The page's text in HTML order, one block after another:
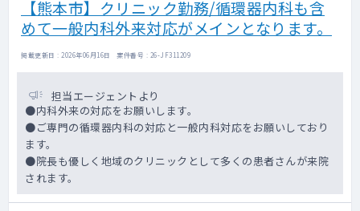
【熊本市】クリニック勤務/循環器内科も含
めて一般内科外来対応がメインとなります。
掲載更新日 : 2026年06月16日 案件番号 : 26-JF311209
担当エージェントより
●内科外来の対応をお願いします。
●ご専門の循環器内科の対応と一般内科対応をお願いしており
ます。
●院長も優しく地域のクリニックとして多くの患者さんが来院
されます。